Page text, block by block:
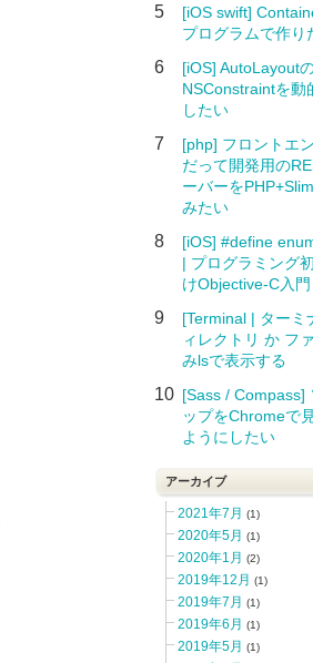
5
[iOS swift]
プログラムで作り
6
[iOS] AutoLayout
NSConstraintを動
したい
7
[php] フロントエ
だって開発用の
ーバーを
みたい
8
[iOS] #define
| プログラミング
けObjective-C入門
9
[Terminal | ターミ
ィレクトリ か フ
みlsで表示する
10 [Sass / Compass]
ップをChromeで
ようにしたい
アーカイブ
2021年7月 (1)
2020年5月 (1)
2020年1月 (2)
2019年12月 (1)
2019年7月 (1)
2019年6月 (1)
2019年5月 (1)